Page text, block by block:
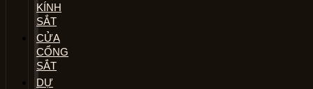
KÍNH
SẮT
CỬA
CỔNG
SẮT
DỰ